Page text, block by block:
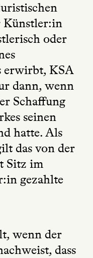
Künstler:in
oder
erwirbt, KSA
dann, wenn
Schaffung
seinen
hatte. Als
das von der
Sitz im
gezahlte
wenn der
dass